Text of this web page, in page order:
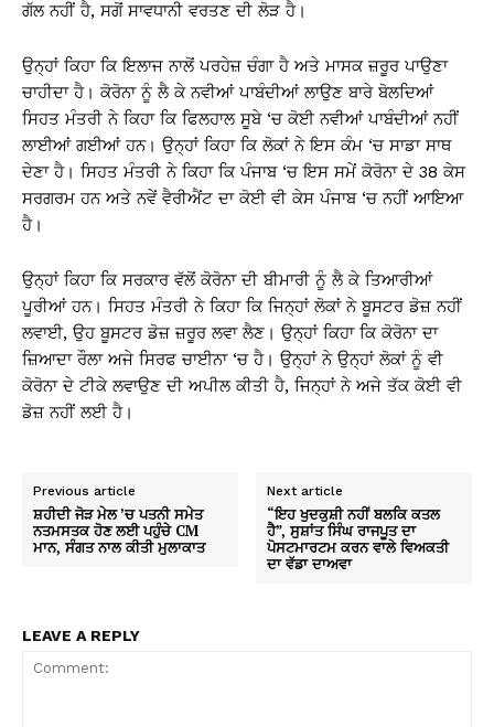
ਗੱਲ ਨਹੀਂ ਹੈ, ਸਗੋਂ ਸਾਵਧਾਨੀ ਵਰਤਣ ਦੀ ਲੋੜ ਹੈ।
ਉਨ੍ਹਾਂ ਕਿਹਾ ਕਿ ਇਲਾਜ ਨਾਲੋਂ ਪਰਹੇਜ਼ ਚੰਗਾ ਹੈ ਅਤੇ ਮਾਸਕ ਜ਼ਰੂਰ ਪਾਉਣਾ
ਚਾਹੀਦਾ ਹੈ। ਕੋਰੋਨਾ ਨੂੰ ਲੈ ਕੇ ਨਵੀਆਂ ਪਾਬੰਦੀਆਂ ਲਾਉਣ ਬਾਰੇ ਬੋਲਦਿਆਂ
ਸਿਹਤ ਮੰਤਰੀ ਨੇ ਕਿਹਾ ਕਿ ਫਿਲਹਾਲ ਸੂਬੇ ‘ਚ ਕੋਈ ਨਵੀਆਂ ਪਾਬੰਦੀਆਂ ਨਹੀਂ
ਲਾਈਆਂ ਗਈਆਂ ਹਨ। ਉਨ੍ਹਾਂ ਕਿਹਾ ਕਿ ਲੋਕਾਂ ਨੇ ਇਸ ਕੰਮ ‘ਚ ਸਾਡਾ ਸਾਥ
ਦੇਣਾ ਹੈ। ਸਿਹਤ ਮੰਤਰੀ ਨੇ ਕਿਹਾ ਕਿ ਪੰਜਾਬ ‘ਚ ਇਸ ਸਮੇਂ ਕੋਰੋਨਾ ਦੇ 38 ਕੇਸ
ਸਰਗਰਮ ਹਨ ਅਤੇ ਨਵੇਂ ਵੈਰੀਐਂਟ ਦਾ ਕੋਈ ਵੀ ਕੇਸ ਪੰਜਾਬ ‘ਚ ਨਹੀਂ ਆਇਆ
ਹੈ।
ਉਨ੍ਹਾਂ ਕਿਹਾ ਕਿ ਸਰਕਾਰ ਵੱਲੋਂ ਕੋਰੋਨਾ ਦੀ ਬੀਮਾਰੀ ਨੂੰ ਲੈ ਕੇ ਤਿਆਰੀਆਂ
ਪੂਰੀਆਂ ਹਨ। ਸਿਹਤ ਮੰਤਰੀ ਨੇ ਕਿਹਾ ਕਿ ਜਿਨ੍ਹਾਂ ਲੋਕਾਂ ਨੇ ਬੂਸਟਰ ਡੋਜ਼ ਨਹੀਂ
ਲਵਾਈ, ਉਹ ਬੂਸਟਰ ਡੋਜ਼ ਜ਼ਰੂਰ ਲਵਾ ਲੈਣ। ਉਨ੍ਹਾਂ ਕਿਹਾ ਕਿ ਕੋਰੋਨਾ ਦਾ
ਜ਼ਿਆਦਾ ਰੌਲਾ ਅਜੇ ਸਿਰਫ ਚਾਈਨਾ ‘ਚ ਹੈ। ਉਨ੍ਹਾਂ ਨੇ ਉਨ੍ਹਾਂ ਲੋਕਾਂ ਨੂੰ ਵੀ
ਕੋਰੋਨਾ ਦੇ ਟੀਕੇ ਲਵਾਉਣ ਦੀ ਅਪੀਲ ਕੀਤੀ ਹੈ, ਜਿਨ੍ਹਾਂ ਨੇ ਅਜੇ ਤੱਕ ਕੋਈ ਵੀ
ਡੋਜ਼ ਨਹੀਂ ਲਈ ਹੈ।
Previous article
ਸ਼ਹੀਦੀ ਜੋੜ ਮੇਲ ’ਚ ਪਤਨੀ ਸਮੇਤ
ਨਤਮਸਤਕ ਹੋਣ ਲਈ ਪਹੁੰਚੇ CM
ਮਾਨ, ਸੰਗਤ ਨਾਲ ਕੀਤੀ ਮੁਲਾਕਾਤ
Next article
“ਇਹ ਖੁਦਕੁਸ਼ੀ ਨਹੀਂ ਬਲਕਿ ਕਤਲ
ਹੈ”, ਸੁਸ਼ਾਂਤ ਸਿੰਘ ਰਾਜਪੂਤ ਦਾ
ਪੋਸਟਮਾਰਟਮ ਕਰਨ ਵਾਲੇ ਵਿਅਕਤੀ
ਦਾ ਵੱਡਾ ਦਾਅਵਾ
LEAVE A REPLY